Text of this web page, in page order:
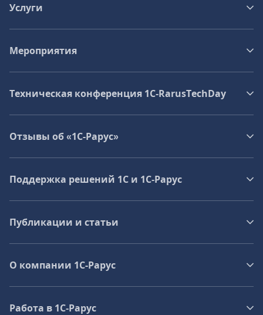
Услуги
Мероприятия
Техническая конференция 1C‑RarusTechDay
Отзывы об «1С-Рарус»
Поддержка решений 1С и 1С‑Рарус
Публикации и статьи
О компании 1C-Рарус
Работа в 1С‑Рарус